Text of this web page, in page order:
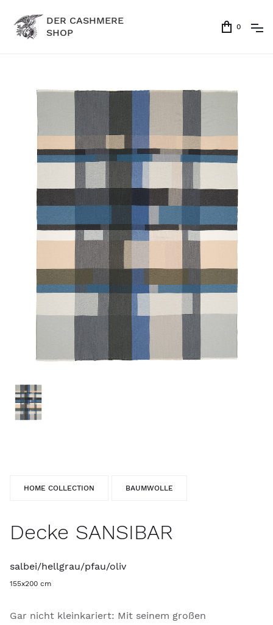
DER CASHMERE
SHOP
0
HOME COLLECTION BAUMWOLLE
Decke SANSIBAR
salbei/hellgrau/pfau/oliv
155x200 cm
Gar nicht kleinkariert: Mit seinem großen